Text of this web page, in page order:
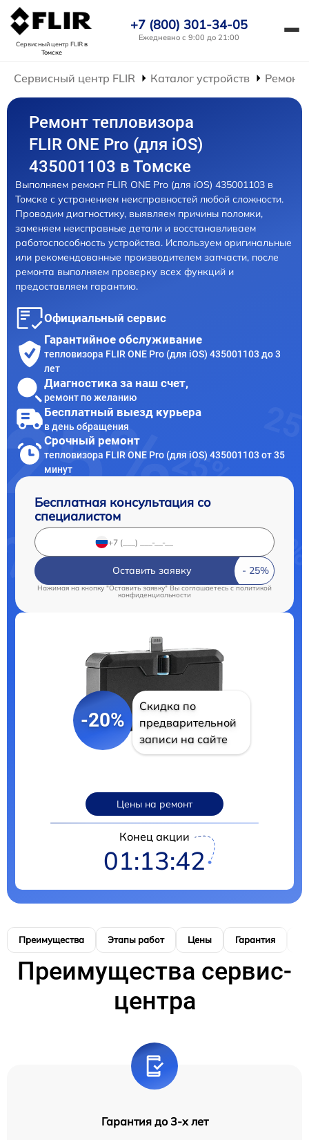
Сервисный центр FLIRв
Томске
+7 (800) 301-34-05
Ежедневно с 9:00 до 21:00
Сервисный центр FLIR Каталог устройств Ремонт
Ремонт тепловизора
FLIR ONE Pro (для iOS)
435001103 в Томске
Выполняем ремонт FLIR ONE Pro (для iOS) 435001103 в
Томске с устранением неисправностей любой сложности.
Проводим диагностику, выявляем причины поломки,
заменяем неисправные детали и восстанавливаем
работоспособность устройства. Используем оригинальные
или рекомендованные производителем запчасти, после
ремонта выполняем проверку всех функций и
предоставляем гарантию.
Официальный сервис
Гарантийное обслуживание
тепловизора FLIR ONE Pro (для iOS) 435001103 до 3
лет
Диагностика за наш счет,
ремонт по желанию
Бесплатный выезд курьера
в день обращения
Срочный ремонт
тепловизора FLIR ONE Pro (для iOS) 435001103 от 35
минут
Бесплатная консультация со
специалистом
Оставить заявку
Нажимая на кнопку "Оставить заявку" Вы соглашаетесь c политикой
конфиденциальности
-20%
Скидка по
предварительной
записи на сайте
Цены на ремонт
Конец акции
01:13:41
Преимущества Этапы работ Цены Гарантия
Преимущества сервис-
центра
Гарантия до 3-х лет